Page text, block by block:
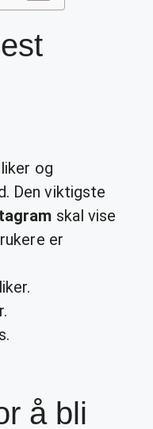
og
Den viktigste
skal vise
er
å bli